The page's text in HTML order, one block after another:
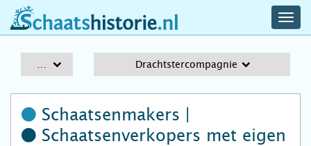
schaatshistorie.nl
Drachtstercompagnie
Schaatsenmakers |
Schaatsenverkopers met eigen